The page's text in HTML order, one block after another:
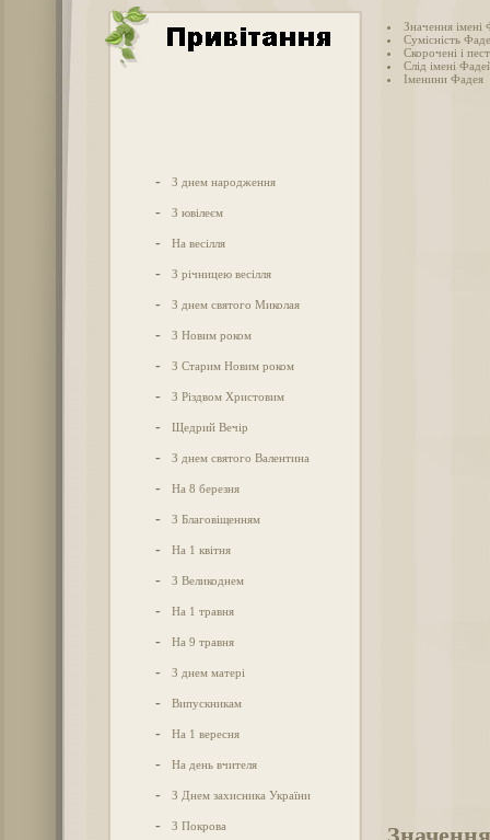
- З днем народження
- З ювілеєм
- На весілля
- З річницею весілля
- З днем святого Миколая
- З Новим роком
- З Старим Новим роком
- З Різдвом Христовим
- Щедрий Вечір
- З днем святого Валентина
- На 8 березня
- З Благовіщенням
- На 1 квітня
- З Великоднем
- На 1 травня
- На 9 травня
- З днем матері
- Випускникам
- На 1 вересня
- На день вчителя
- З Днем захисника України
- З Покрова
Значення імені
Сумісність
Скорочені і
Слід імені
Іменини Фадея